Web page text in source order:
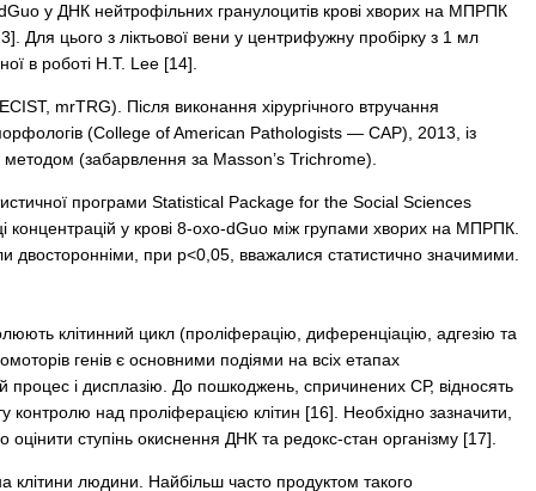
у ДНК нейтрофільних гранулоцитів крові хворих на МПРПК
Для цього з ліктьової вени у центрифужну пробірку з 1 мл
в роботі H.T. Lee [14].
mrTRG). Після виконання хірургічного втручання
(Сollege of American Pathologists — САР), 2013, із
методом (забарвлення за Masson’s Trichrome).
програми Statistical Package for the Social Sciences
у крові 8-oxo-dGuо між групами хворих на МПРПК.
двосторонніми, при р<0,05, вважалися статистично значимими.
клітинний цикл (проліферацію, диференціацію, адгезію та
генів є основними подіями на всіх етапах
процес і дисплазію. До пошкод­жень, спричинених СР, відносять
контролю над проліферацією клітин [16]. Необхідно зазначити,
ступінь окиснення ДНК та редокс-стан організму [17].
клітини людини. Найбільш часто продуктом такого